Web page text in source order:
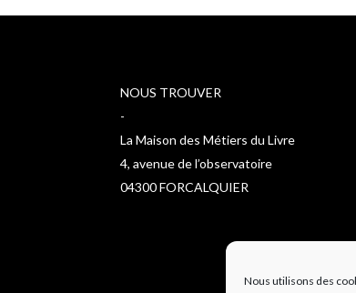
Nous utilisons des
NOUS TROUVER
-
La Maison des Métiers du Livre
4, avenue de l’observatoire
04300 FORCALQUIER